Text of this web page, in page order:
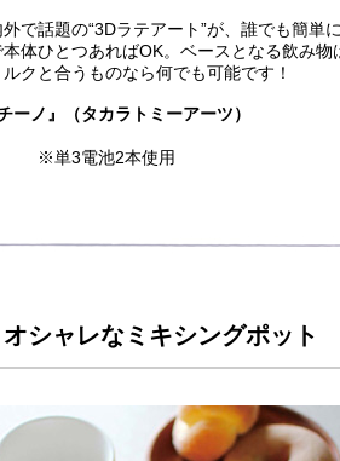
で話題の“3Dラテアート”が、誰でも簡単
体ひとつあればOK。ベースとなる飲み
と合うものなら何でも可能です！
ーノ』（タカラトミーアーツ）
※単3電池2本使用
シャレなミキシングポット